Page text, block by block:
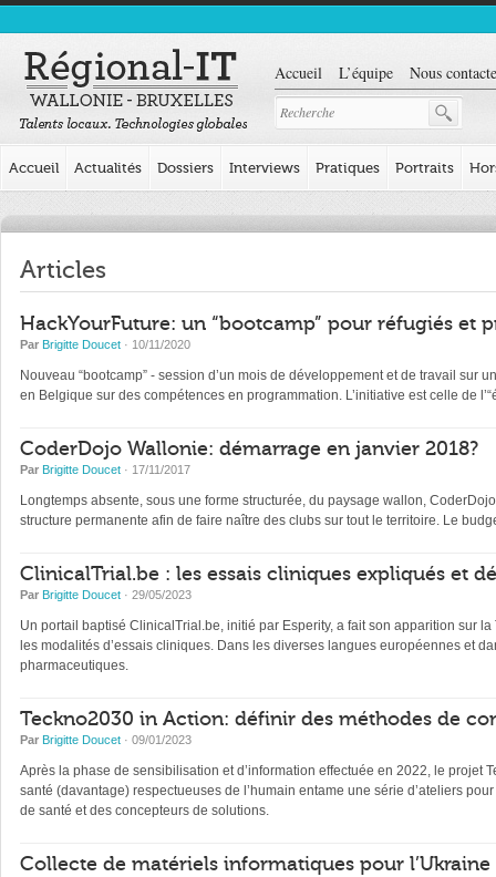
Accueil L’équipe Nous
Accueil Actualités Dossiers Interviews Pratiques Portraits
Articles
HackYourFuture: un “bootcamp” pour réfugiés et
Par Brigitte Doucet · 10/11/2020
Nouveau “bootcamp” - session d’un mois de développement et de travail
en Belgique sur des compétences en programmation. L’initiative est celle de
CoderDojo Wallonie: démarrage en janvier 2018?
Par Brigitte Doucet · 17/11/2017
Longtemps absente, sous une forme structurée, du paysage wallon,
structure permanente afin de faire naître des clubs sur tout le territoire. Le
ClinicalTrial.be : les essais cliniques expliqués et
Par Brigitte Doucet · 29/05/2023
Un portail baptisé ClinicalTrial.be, initié par Esperity, a fait son apparition sur
les modalités d’essais cliniques. Dans les diverses langues européennes et
pharmaceutiques.
Teckno2030 in Action: définir des méthodes de
Par Brigitte Doucet · 09/01/2023
Après la phase de sensibilisation et d’information effectuée en 2022, le projet
santé (davantage) respectueuses de l’humain entame une série d’ateliers
de santé et des concepteurs de solutions.
Collecte de matériels informatiques pour l’Ukraine